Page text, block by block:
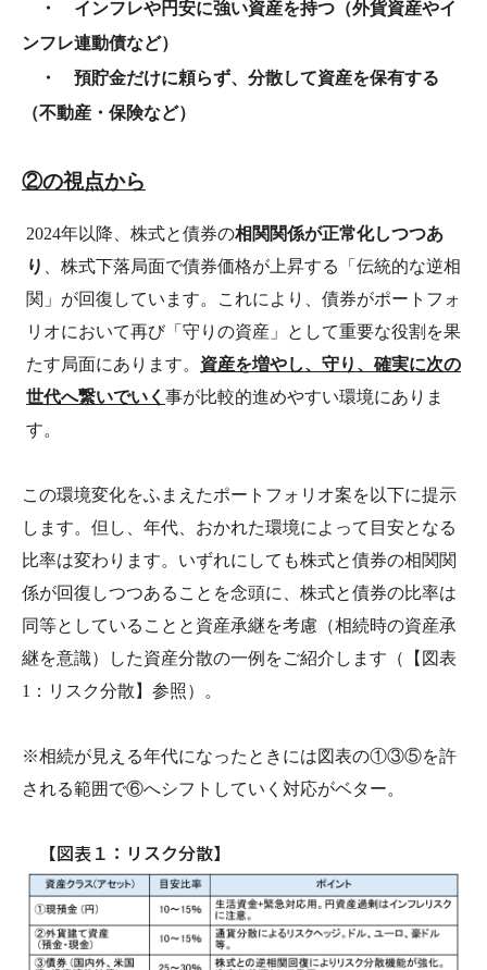
・ インフレや円安に強い資産を持つ（外貨資産やイ
ンフレ連動債など）
・ 預貯金だけに頼らず、分散して資産を保有する
（不動産・保険など）
②の視点から
2024年以降、株式と債券の相関関係が正常化しつつあ
り
、株式下落局面で債券価格が上昇する「伝統的な逆相
関」が回復しています。これにより、債券がポートフォ
リオにおいて再び「守りの資産」として重要な役割を果
たす局面にあります。 資産を増やし、守り、確実に次の
世代へ繋いでいく 事が比較的進めやすい環境にありま
す。
この環境変化をふまえたポートフォリオ案を以下に提示
します。但し、年代、おかれた環境によって目安となる
比率は変わります。いずれにしても株式と債券の相関関
係が回復しつつあることを念頭に、株式と債券の比率は
同等としていることと資産承継を考慮（相続時の資産承
継を意識）した資産分散の一例をご紹介します（【図表
1：リスク分散】参照）。
※相続が見える年代になったときには図表の①③⑤を許
される範囲で⑥へシフトしていく対応がベター。
【図表１：リスク分散】